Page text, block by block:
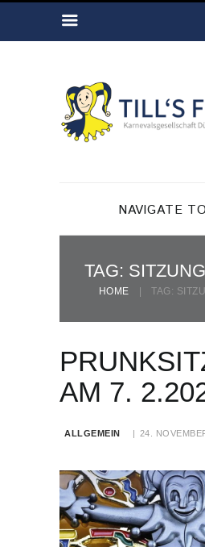
NAVIGATE
TAG:
HOME TAG:
AM 7.
ALLGEMEIN 24.